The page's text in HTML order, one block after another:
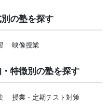
の塾を探す
映像授業
特徴別の塾を探す
授業・定期テスト対策